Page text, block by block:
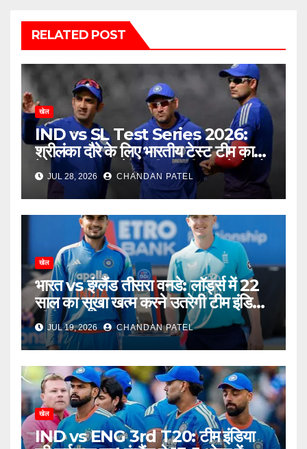
RELATED POST
खेल
IND vs SL Test Series 2026:
श्रीलंका दौरे के लिए भारतीय टेस्ट टीम का
ऐलान, बुमराह-जडेजा की वापसी, नए चेहरे को
मिला बड़ा मौका
JUL 28, 2026 CHANDAN PATEL
खेल
भारत vs इंग्लैंड तीसरा वनडे: लॉर्ड्स में 22
साल का सूखा खत्म करने उतरेगी टीम इंडिया,
सीरीज का फैसला आज
JUL 19, 2026 CHANDAN PATEL
खेल
IND vs ENG 3rd T20: टीम इंडिया